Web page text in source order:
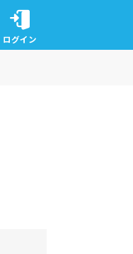
ログイン